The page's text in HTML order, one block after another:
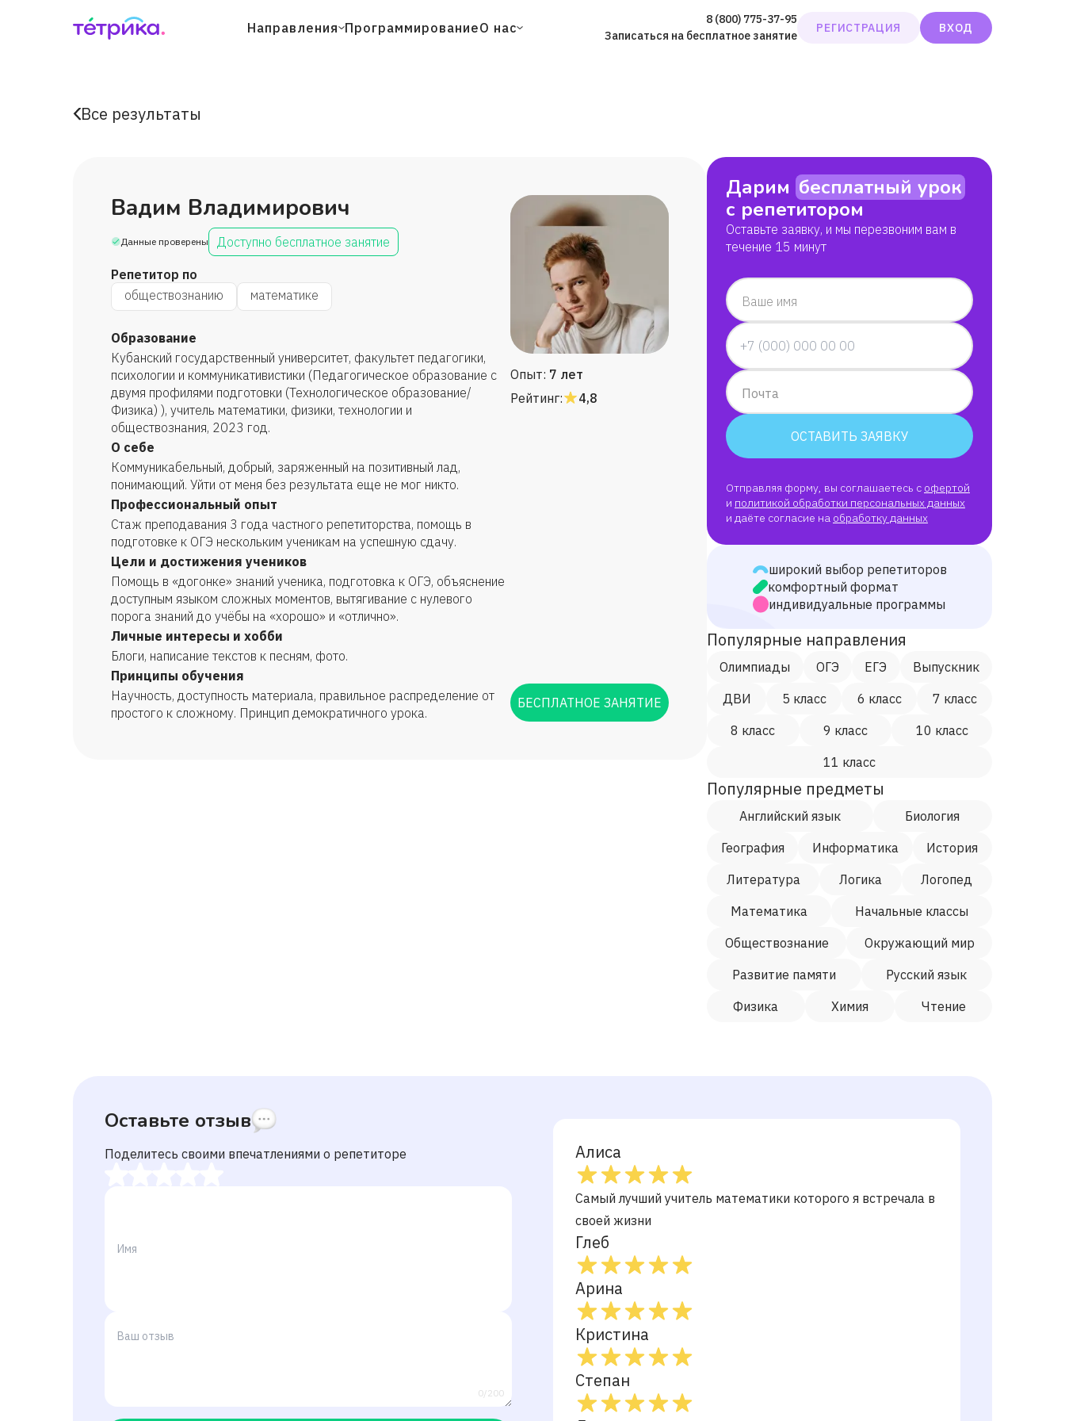
Направления ПрограммированиеО нас
8 (800) 775-37-95
Записаться на бесплатное занятие
РЕГИСТРАЦИЯ ВХОД
Все результаты
Вадим Владимирович
Данные проверены Доступно бесплатное занятие
Репетитор по
обществознанию
математике
Образование
Кубанский государственный университет, факультет педагогики,
психологии и коммуникативистики (Педагогическое образование с
двумя профилями подготовки (Технологическое образование/
Физика) ), учитель математики, физики, технологии и
обществознания, 2023 год.
О себе
Коммуникабельный, добрый, заряженный на позитивный лад,
понимающий. Уйти от меня без результата еще не мог никто.
Профессиональный опыт
Стаж преподавания 3 года частного репетиторства, помощь в
подготовке к ОГЭ нескольким ученикам на успешную сдачу.
Цели и достижения учеников
Помощь в «догонке» знаний ученика, подготовка к ОГЭ, объяснение
доступным языком сложных моментов, вытягивание с нулевого
порога знаний до учёбы на «хорошо» и «отлично».
Личные интересы и хобби
Блоги, написание текстов к песням, фото.
Принципы обучения
Научность, доступность материала, правильное распределение от
простого к сложному. Принцип демократичного урока.
Опыт: 7 лет
Рейтинг:
4,8
БЕСПЛАТНОЕ ЗАНЯТИЕ
Дарим бесплатный урок
с репетитором
Оставьте заявку, и мы перезвоним вам в
течение 15 минут
Ваше имя
Почта
ОСТАВИТЬ ЗАЯВКУ
Отправляя форму, вы соглашаетесь с офертой
и политикой обработки персональных данных
и даёте согласие на обработку данных
широкий выбор репетиторов
комфортный формат
индивидуальные программы
Популярные направления
Олимпиады ОГЭ ЕГЭ
Выпускник
ДВИ
5 класс 6 класс
7 класс
8 класс
9 класс
10 класс
11 класс
Популярные предметы
Английский язык
Биология
География
Информатика
История
Литература
Логика
Логопед
Математика
Начальные классы
Обществознание
Окружающий мир
Развитие памяти
Русский язык
Физика
Химия Чтение
Оставьте отзыв
Поделитесь своими впечатлениями о репетиторе
0/200
Алиса
Самый лучший учитель математики которого я встречала в
своей жизни
Глеб
Арина
Кристина
Степан